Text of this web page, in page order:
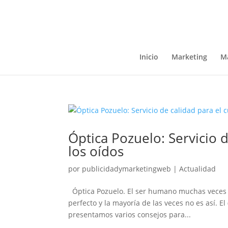
Inicio Marketing
Óptica Pozuelo: Servicio
los oídos
por publicidadymarketingweb |Actualidad
Óptica Pozuelo. El ser humano muchas
perfecto y la mayoría de las veces no es así.
presentamos varios consejos para...